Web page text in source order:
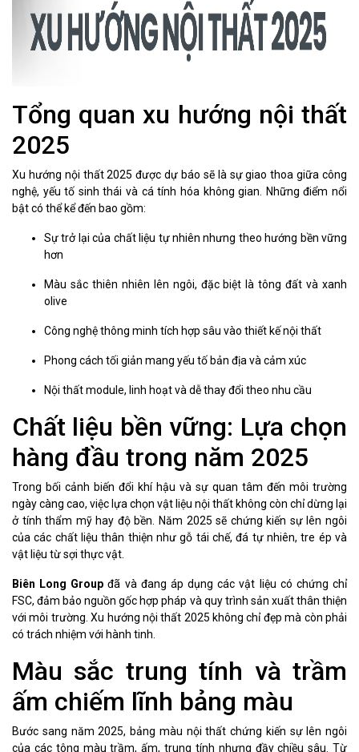
Tổng quan xu hướng nội thất
2025
Xu hướng nội thất 2025 được dự báo sẽ là sự giao thoa giữa công
nghệ, yếu tố sinh thái và cá tính hóa không gian. Những điểm nổi
bật có thể kể đến bao gồm:
Sự trở lại của chất liệu tự nhiên nhưng theo hướng bền vững
hơn
Màu sắc thiên nhiên lên ngôi, đặc biệt là tông đất và xanh
olive
Công nghệ thông minh tích hợp sâu vào thiết kế nội thất
Phong cách tối giản mang yếu tố bản địa và cảm xúc
Nội thất module, linh hoạt và dễ thay đổi theo nhu cầu
Chất liệu bền vững: Lựa chọn
hàng đầu trong năm 2025
Trong bối cảnh biến đổi khí hậu và sự quan tâm đến môi trường
ngày càng cao, việc lựa chọn vật liệu nội thất không còn chỉ dừng lại
ở tính thẩm mỹ hay độ bền. Năm 2025 sẽ chứng kiến sự lên ngôi
của các chất liệu thân thiện như gỗ tái chế, đá tự nhiên, tre ép và
vật liệu từ sợi thực vật.
Biên Long Group đã và đang áp dụng các vật liệu có chứng chỉ
FSC, đảm bảo nguồn gốc hợp pháp và quy trình sản xuất thân thiện
với môi trường. Xu hướng nội thất 2025 không chỉ đẹp mà còn phải
có trách nhiệm với hành tinh.
Màu sắc trung tính và trầm
ấm chiếm lĩnh bảng màu
Bước sang năm 2025, bảng màu nội thất chứng kiến sự lên ngôi
của các tông màu trầm, ấm, trung tính nhưng đầy chiều sâu. Từ